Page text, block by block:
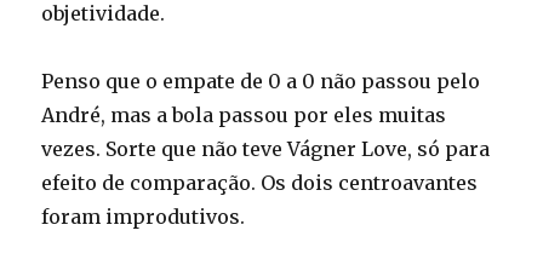
objetividade.
Penso que o empate de 0 a 0 não passou pelo
André, mas a bola passou por eles muitas
vezes. Sorte que não teve Vágner Love, só para
efeito de comparação. Os dois centroavantes
foram improdutivos.